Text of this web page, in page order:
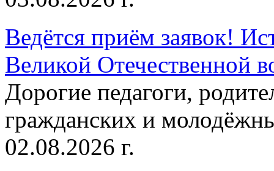
Ведётся приём заявок!
Великой Отечественной
Дорогие педагоги,
гражданских и
02.08.2026 г.